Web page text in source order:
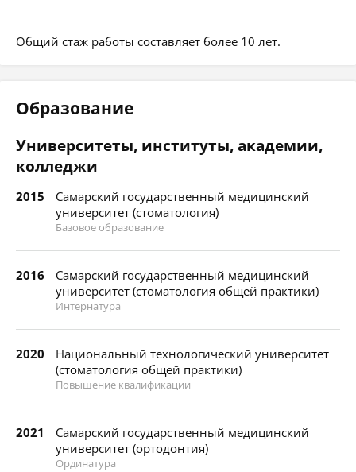
Общий стаж работы составляет более 10 лет.
Образование
Университеты, институты, академии,
колледжи
2015
Самарский государственный медицинский
университет (стоматология)
Базовое образование
2016
Самарский государственный медицинский
университет (стоматология общей практики)
Интернатура
2020
Национальный технологический университет
(стоматология общей практики)
Повышение квалификации
2021
Самарский государственный медицинский
университет (ортодонтия)
Ординатура